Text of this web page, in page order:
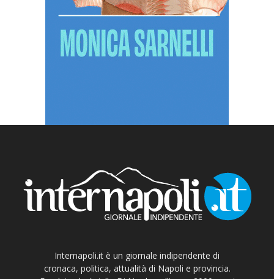
Internapoli.it è un giornale indipendente di
cronaca, politica, attualità di Napoli e provincia.